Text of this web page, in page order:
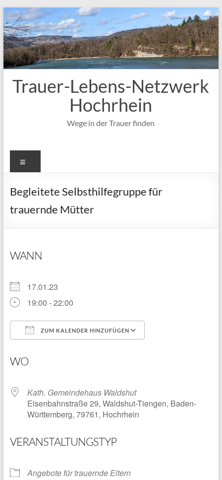
Zum
Inhalt
springen
Trauer-Lebens-Netzwerk
Hochrhein
Wege in der Trauer finden
Begleitete Selbsthilfegruppe für
trauernde Mütter
WANN
17.01.23
19:00 - 22:00
ZUM KALENDER HINZUFÜGEN
WO
Kath. Gemeindehaus Waldshut
Eisenbahnstraße 29, Waldshut-Tiengen, Baden-
Württemberg, 79761, Hochrhein
VERANSTALTUNGSTYP
Angebote für trauernde Eltern